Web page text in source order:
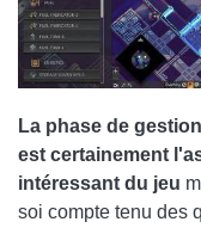
La phase de
est certainement
intéressant du jeu
soi compte tenu des